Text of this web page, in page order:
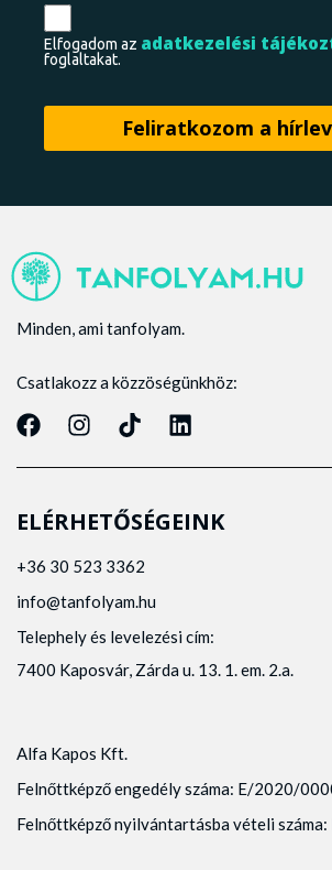
Elfogadom az adatkezelési
foglaltakat.
Minden, ami tanfolyam.
Csatlakozz a közzöségünkhöz:
ELÉRHETŐSÉGEINK
+36 30 523 3362
info@tanfolyam.hu
Telephely és levelezési cím:
7400 Kaposvár, Zárda u. 13. 1. em. 2.a.
Alfa Kapos Kft.
Felnőttképző engedély száma: E/2020/
Felnőttképző nyilvántartásba vételi